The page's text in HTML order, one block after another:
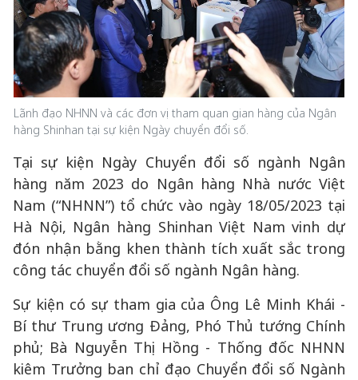
Lãnh đạo NHNN và các đơn vị tham quan gian hàng của Ngân
hàng Shinhan tại sự kiện Ngày chuyển đổi số.
Tại sự kiện Ngày Chuyển đổi số ngành Ngân
hàng năm 2023 do Ngân hàng Nhà nước Việt
Nam (“NHNN”) tổ chức vào ngày 18/05/2023 tại
Hà Nội, Ngân hàng Shinhan Việt Nam vinh dự
đón nhận bằng khen thành tích xuất sắc trong
công tác chuyển đổi số ngành Ngân hàng.
Sự kiện có sự tham gia của Ông Lê Minh Khái -
Bí thư Trung ương Đảng, Phó Thủ tướng Chính
phủ; Bà Nguyễn Thị Hồng - Thống đốc NHNN
kiêm Trưởng ban chỉ đạo Chuyển đổi số Ngành